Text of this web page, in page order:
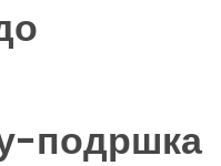
подршка